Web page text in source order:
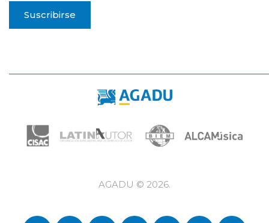
Suscribirse
AGADU © 2026.